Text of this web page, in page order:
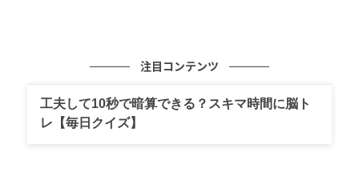
注目コンテンツ
工夫して10秒で暗算できる？スキマ時間に脳ト
レ【毎日クイズ】